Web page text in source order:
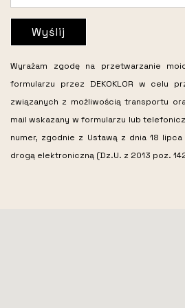
Wyślij
Wyrażam zgodę na przetwarzanie
formularzu przez DEKOKLOR w celu
związanych z możliwością transportu
mail wskazany w formularzu lub
numer, zgodnie z Ustawą z dnia 18
drogą elektroniczną (Dz.U. z 2013 poz.